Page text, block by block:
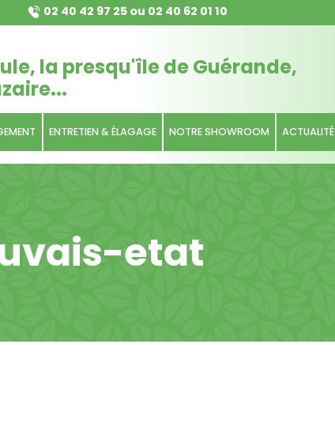
02 40 42 97 25ou 02 40 62 01 10
la presqu'île de Guérande,
ENTRETIEN & ÉLAGAGE NOTRE SHOWROOM
etat